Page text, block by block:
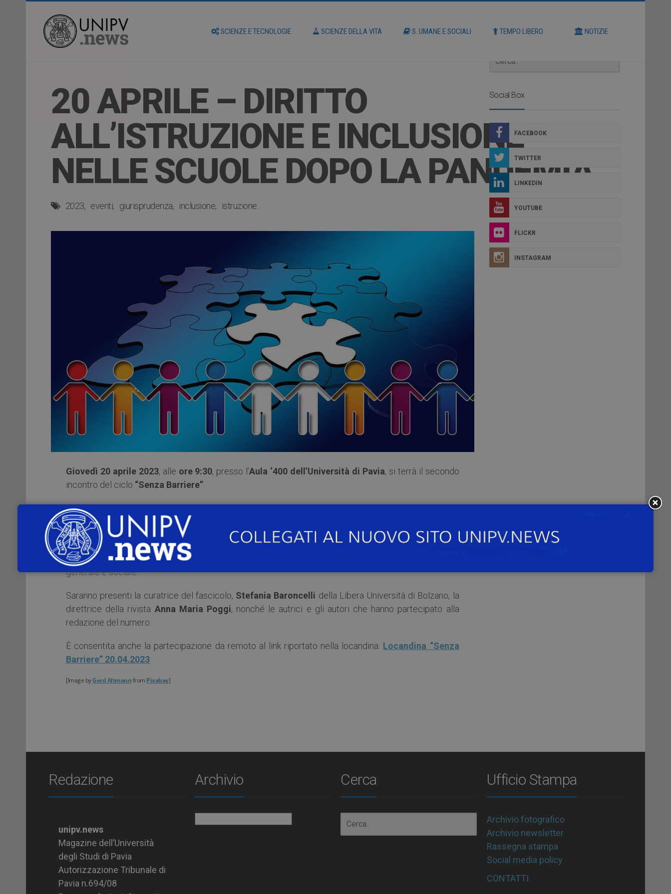
SCIENZE E TECNOLOGIE SCIENZE DELLA VITA S. UMANE E SOCIALI TEMPO LIBERO NOTIZIE
20 APRILE – DIRITTO
ALL’ISTRUZIONE E INCLUSIONE
NELLE SCUOLE DOPO LA PANDEMIA
2023 eventi giurisprudenza inclusione istruzione
Giovedì 20 aprile 2023, alle ore 9:30, presso l’Aula ‘400 dell’Università di Pavia, si terrà il secondo
incontro del ciclo “Senza Barriere”
In questa occasione sarà presentato loSpecial Issue32/2022 della rivistaFederalismi.itdedicato alla
scuola e ai processi d’inclusione sociale (
Ne discuteranno due docenti del nostro Ateneo:Francesco Rigano, docente di Giustizia
costituzionale e diritti fondamentali e Presidente EDiSU, e
generale e sociale.
Saranno presenti la curatrice del fascicolo, Stefania Baroncelli della Libera Università di Bolzano, la
direttrice della rivista Anna Maria Poggi, nonché le autrici e gli autori che hanno partecipato alla
redazione del numero.
È consentita anche la partecipazione da remoto al link riportato nella locandina: Locandina “Senza
Barriere” 20.04.2023
[Image byGerd Altmannfrom Pixabay]
Social Box
FACEBOOK
TWITTER
LINKEDIN
YOUTUBE
FLICKR
INSTAGRAM
Redazione
unipv.news
Magazine dell’Università
degli Studi di Pavia
Autorizzazione Tribunale di
Pavia n.694/08
Archivio Cerca Ufficio Stampa
Archivio fotografico
Archivio newsletter
Rassegna stampa
Social media policy
CONTATTI